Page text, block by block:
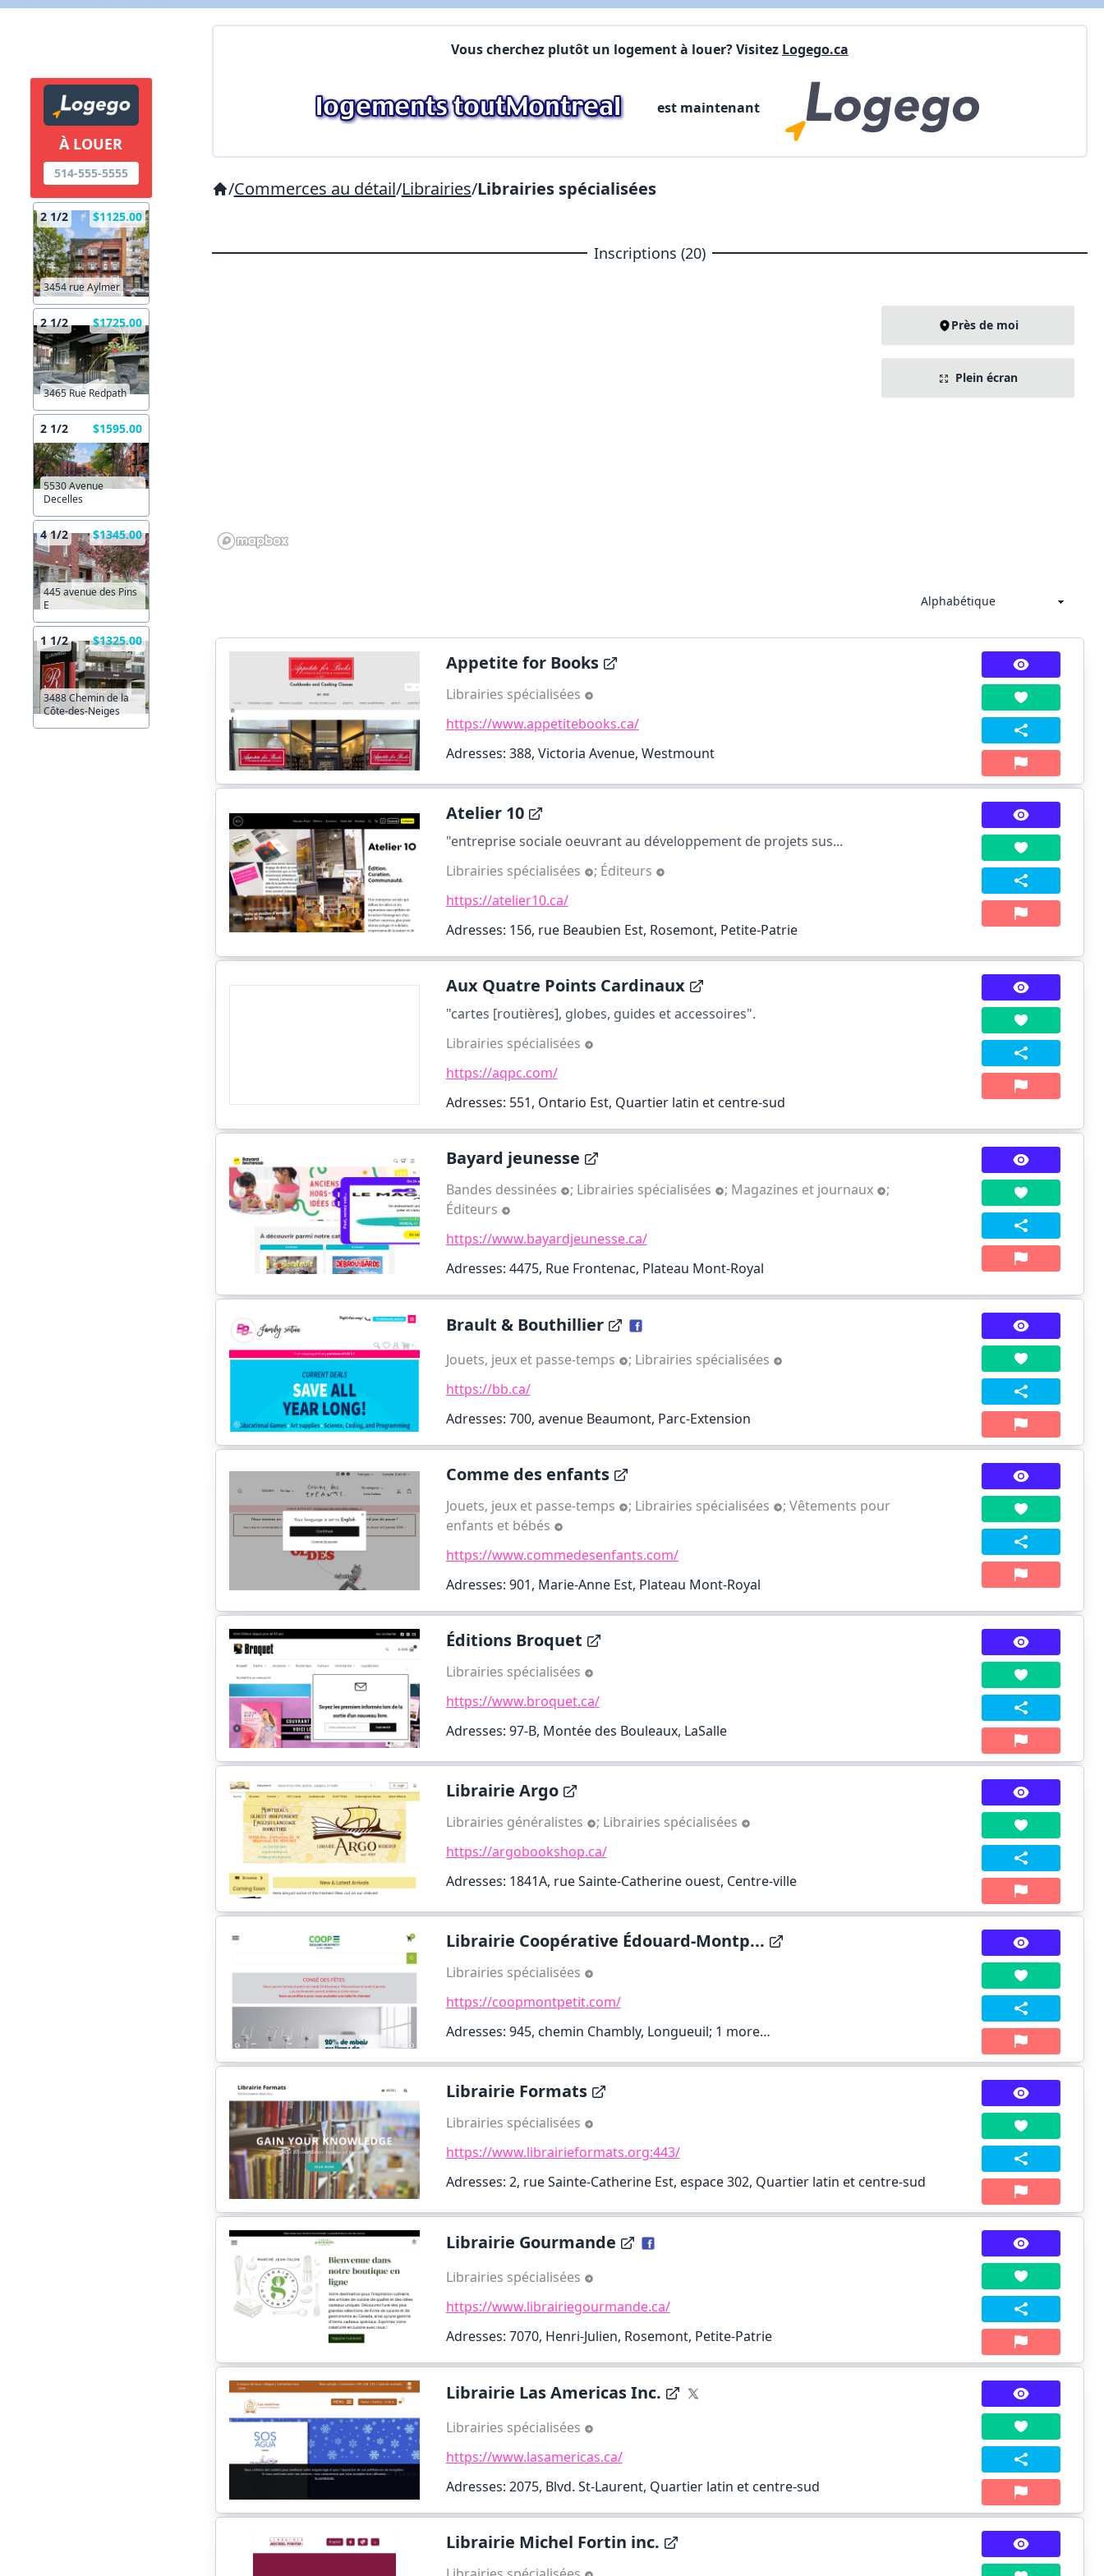
À LOUER
514-555-5555
2 1/2 $1125.00
3454 rue Aylmer
2 1/2 $1725.00
3465 Rue Redpath
2 1/2 $1595.00
5530 Avenue
Decelles
4 1/2 $1345.00
445 avenue des Pins
E
1 1/2 $1325.00
3488 Chemin de la
Côte-des-Neiges
Vous cherchez plutôt un logement à louer? Visitez Logego.ca
est maintenant
/Commerces au détail/Librairies/Librairies spécialisées
Inscriptions (20)
Près de moi
Plein écran
Appetite for Books
Librairies spécialisées
https://www.appetitebooks.ca/
Adresses: 388, Victoria Avenue, Westmount
Atelier 10
"entreprise sociale oeuvrant au développement de projets sus...
Librairies spécialisées
; Éditeurs
https://atelier10.ca/
Adresses: 156, rue Beaubien Est, Rosemont, Petite-Patrie
Aux Quatre Points Cardinaux
"cartes [routières], globes, guides et accessoires".
Librairies spécialisées
https://aqpc.com/
Adresses: 551, Ontario Est, Quartier latin et centre-sud
Bayard jeunesse
Bandes dessinées ; Librairies spécialisées ; Magazines et journaux
;
Éditeurs
https://www.bayardjeunesse.ca/
Adresses: 4475, Rue Frontenac, Plateau Mont-Royal
Brault & Bouthillier
Jouets, jeux et passe-temps ; Librairies spécialisées
https://bb.ca/
Adresses: 700, avenue Beaumont, Parc-Extension
Comme des enfants
Jouets, jeux et passe-temps ; Librairies spécialisées ; Vêtements pour
enfants et bébés
https://www.commedesenfants.com/
Adresses: 901, Marie-Anne Est, Plateau Mont-Royal
Éditions Broquet
Librairies spécialisées
https://www.broquet.ca/
Adresses: 97-B, Montée des Bouleaux, LaSalle
Librairie Argo
Librairies généralistes ; Librairies spécialisées
https://argobookshop.ca/
Adresses: 1841A, rue Sainte-Catherine ouest, Centre-ville
Librairie Coopérative Édouard-Montp...
Librairies spécialisées
https://coopmontpetit.com/
Adresses: 945, chemin Chambly, Longueuil; 1 more…
Librairie Formats
Librairies spécialisées
https://www.librairieformats.org:443/
Adresses: 2, rue Sainte-Catherine Est, espace 302, Quartier latin et centre-sud
Librairie Gourmande
Librairies spécialisées
https://www.librairiegourmande.ca/
Adresses: 7070, Henri-Julien, Rosemont, Petite-Patrie
Librairie Las Americas Inc.
Librairies spécialisées
https://www.lasamericas.ca/
Adresses: 2075, Blvd. St-Laurent, Quartier latin et centre-sud
Librairie Michel Fortin inc.
X Fermer Envoyez
Commentaires: